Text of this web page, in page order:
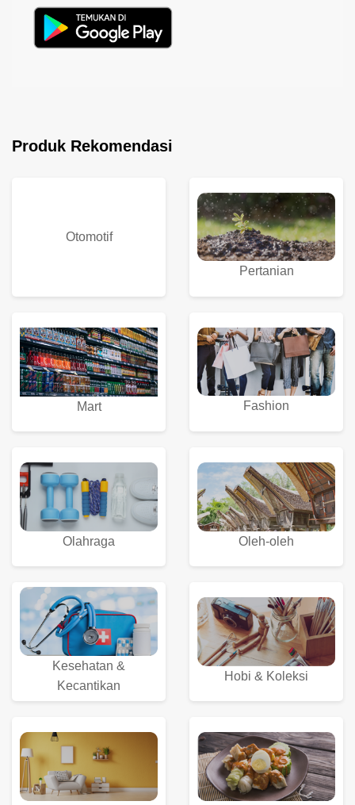
Produk Rekomendasi
Otomotif
Pertanian
Mart Fashion
Olahraga Oleh-oleh
Kesehatan &
Kecantikan
Hobi & Koleksi